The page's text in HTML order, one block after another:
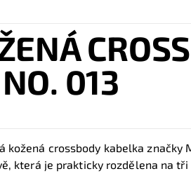
013
kožená crossbody kabelka značky
která je prakticky rozdělena na tři